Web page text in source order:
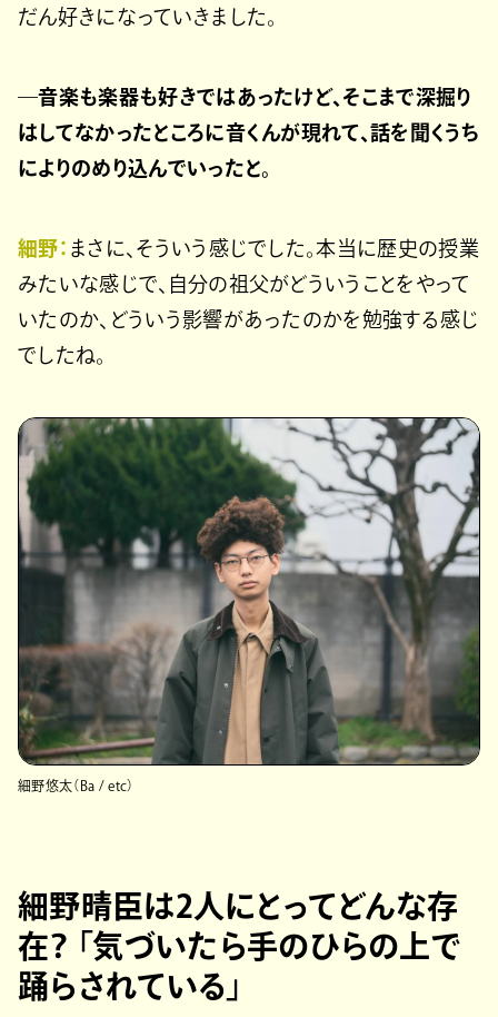
だん好きになっていきました。
―音楽も楽器も好きではあったけど、そこまで深掘り
はしてなかったところに音くんが現れて、話を聞くうち
によりのめり込んでいったと。
細野： まさに、そういう感じでした。本当に歴史の授業
みたいな感じで、自分の祖父がどういうことをやって
いたのか、どういう影響があったのかを勉強する感じ
でしたね。
細野悠太（Ba / etc）
細野晴臣は2人にとってどんな存
在？ 「気づいたら手のひらの上で
踊らされている」